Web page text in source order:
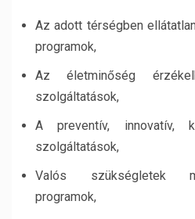
Az adott térségben
programok,
Az életminőség
szolgáltatások,
A preventív, innovatív,
szolgáltatások,
Valós szükségletek
programok,